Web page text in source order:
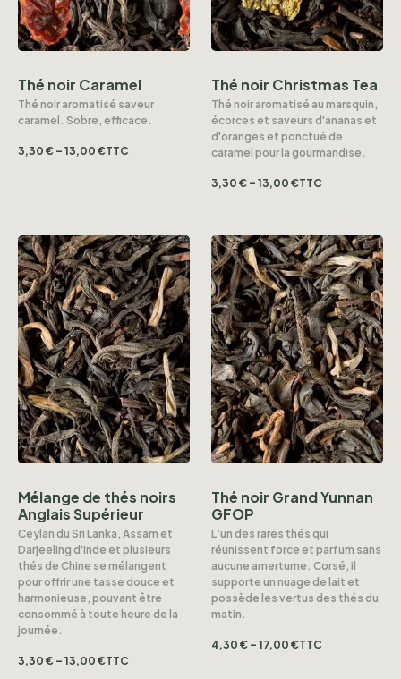
Thé noir Caramel
Thé noir aromatisé saveur
caramel. Sobre, efficace.
3,30 € – 13,00 €TTC
Thé noir Christmas Tea
Thé noir aromatisé au marsquin,
écorces et saveurs d'ananas et
d'oranges et ponctué de
caramel pour la gourmandise.
3,30 € – 13,00 €TTC
Mélange de thés noirs
Anglais Supérieur
Ceylan du Sri Lanka, Assam et
Darjeeling d'Inde et plusieurs
thés de Chine se mélangent
pour offrir une tasse douce et
harmonieuse, pouvant être
consommé à toute heure de la
journée.
3,30 € – 13,00 €TTC
Thé noir Grand Yunnan
GFOP
L’un des rares thés qui
réunissent force et parfum sans
aucune amertume. Corsé, il
supporte un nuage de lait et
possède les vertus des thés du
matin.
4,30 € – 17,00 €TTC